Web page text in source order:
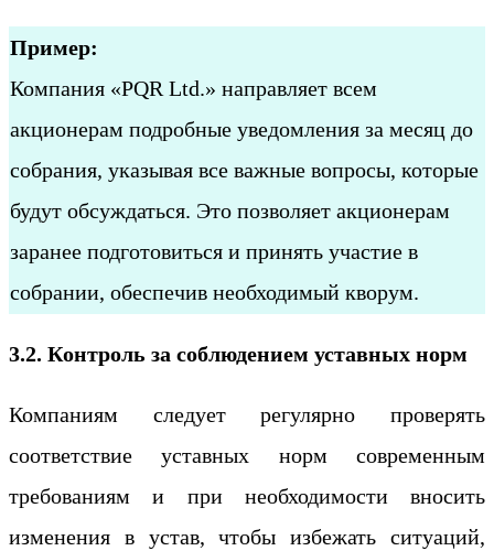
Пример:
Компания «PQR Ltd.» направляет всем
акционерам подробные уведомления за месяц до
собрания, указывая все важные вопросы, которые
будут обсуждаться. Это позволяет акционерам
заранее подготовиться и принять участие в
собрании, обеспечив необходимый кворум.
3.2. Контроль за соблюдением уставных норм
Компаниям следует регулярно проверять
соответствие уставных норм современным
требованиям и при необходимости вносить
изменения в устав, чтобы избежать ситуаций,